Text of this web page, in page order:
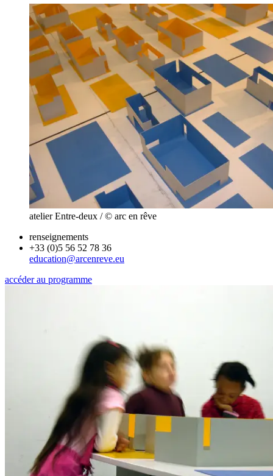
atelier Entre-deux / © arc en rêve
renseignements
+33 (0)5 56 52 78 36
education@arcenreve.eu
accéder au programme